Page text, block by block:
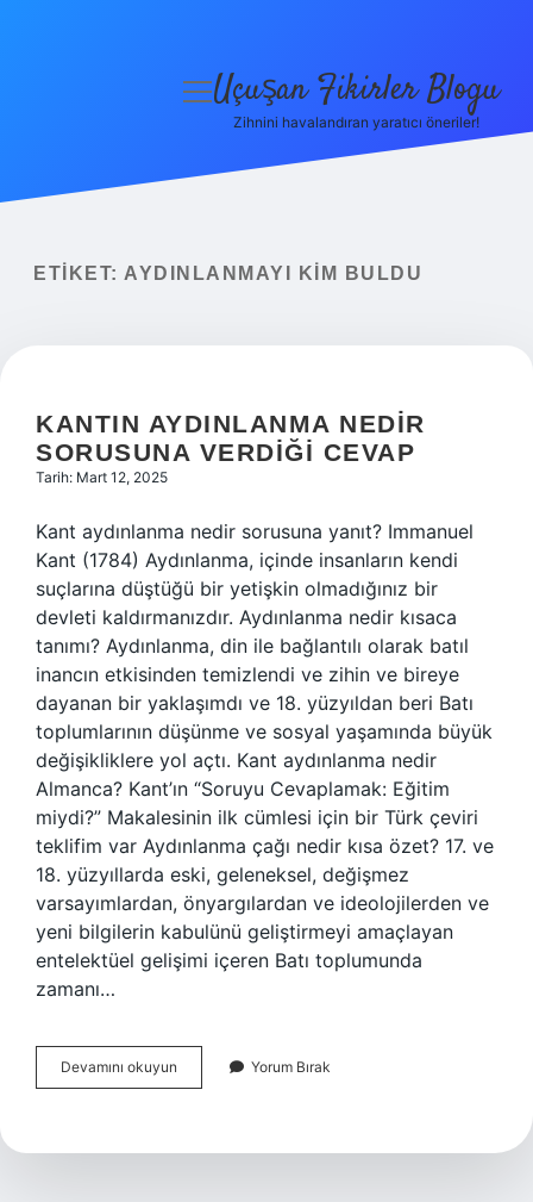
Yasal Uyarı
menüyü
Uçuşan Fikirler Blogu
Zihnini havalandıran yaratıcı öneriler!
ETIKET: AYDINLANMAYI KIM BULDU
KANTIN AYDINLANMA NEDIR
SORUSUNA VERDIĞI CEVAP
Tarih: Mart 12, 2025
Kant aydınlanma nedir sorusuna yanıt? Immanuel
Kant (1784) Aydınlanma, içinde insanların kendi
suçlarına düştüğü bir yetişkin olmadığınız bir
devleti kaldırmanızdır. Aydınlanma nedir kısaca
tanımı? Aydınlanma, din ile bağlantılı olarak batıl
inancın etkisinden temizlendi ve zihin ve bireye
dayanan bir yaklaşımdı ve 18. yüzyıldan beri Batı
toplumlarının düşünme ve sosyal yaşamında büyük
değişikliklere yol açtı. Kant aydınlanma nedir
Almanca? Kant’ın “Soruyu Cevaplamak: Eğitim
miydi?” Makalesinin ilk cümlesi için bir Türk çeviri
teklifim var Aydınlanma çağı nedir kısa özet? 17. ve
18. yüzyıllarda eski, geleneksel, değişmez
varsayımlardan, önyargılardan ve ideolojilerden ve
yeni bilgilerin kabulünü geliştirmeyi amaçlayan
entelektüel gelişimi içeren Batı toplumunda
zamanı…
Devamını okuyun
Aydınlanma
Verdiği
Yorum Bırak